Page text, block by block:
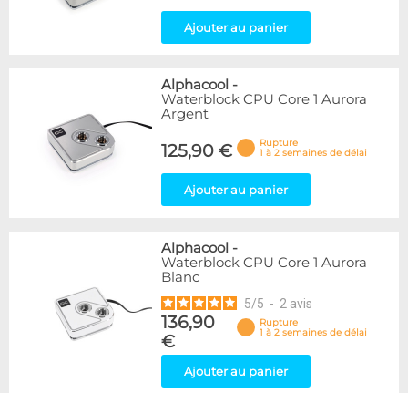
Ajouter au panier
Alphacool -
Waterblock CPU Core 1 Aurora
Argent
125,90 €
Rupture
1 à 2 semaines de délai
Ajouter au panier
Alphacool -
Waterblock CPU Core 1 Aurora
Blanc
5/5 - 2 avis
136,90
€
Rupture
1 à 2 semaines de délai
Ajouter au panier